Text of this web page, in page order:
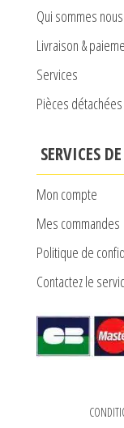
Qui sommes nous
Livraison &
Services
Pièces détachées
SERVICES
Mon compte
Mes commandes
Politique de
Contactez le